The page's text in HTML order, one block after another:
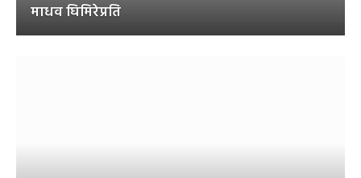
माधव घिमिरेप्रति